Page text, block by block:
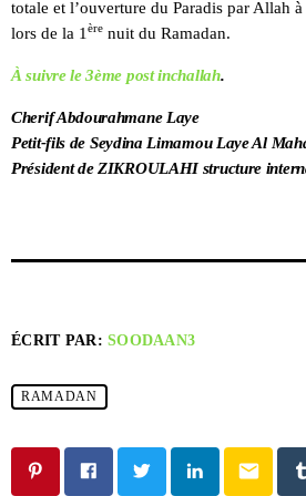
totale et l’ouverture du Paradis par Allah
lors de la 1 ère nuit du Ramadan.
À suivre le 3ème post inchallah.
Cherif Abdourahmane Laye
Petit-fils de Seydina Limamou Laye Al
Président de ZIKROULAHI structure
ÉCRIT PAR:SOODAAN3
RAMADAN
email